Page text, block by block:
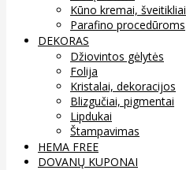
Kūno kremai, šveitikliai
Parafino procedūroms
DEKORAS
Džiovintos gėlytės
Folija
Kristalai, dekoracijos
Blizgučiai, pigmentai
Lipdukai
Štampavimas
HEMA FREE
DOVANŲ KUPONAI